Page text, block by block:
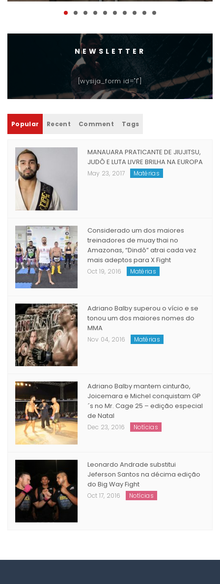
NEWSLETTER
[wysija_form id="1"]
Popular Recent Comment Tags
MANAUARA PRATICANTE DE JIUJITSU,
JUDÔ E LUTA LIVRE BRILHA NA EUROPA
May 23, 2017 Matérias
Considerado um dos maiores
treinadores de muay thai no
Amazonas, “Dindô” atrai cada vez
mais adeptos para X Fight
Oct 19, 2016 Matérias
Adriano Balby superou o vício e se
tonou um dos maiores nomes do
MMA
Nov 04, 2016 Matérias
Adriano Balby mantem cinturão,
Joicemara e Michel conquistam GP
´s no Mr. Cage 25 – edição especial
de Natal
Dec 23, 2016 Notícias
Leonardo Andrade substitui
Jeferson Santos na décima edição
do Big Way Fight
Oct 17, 2016 Notícias